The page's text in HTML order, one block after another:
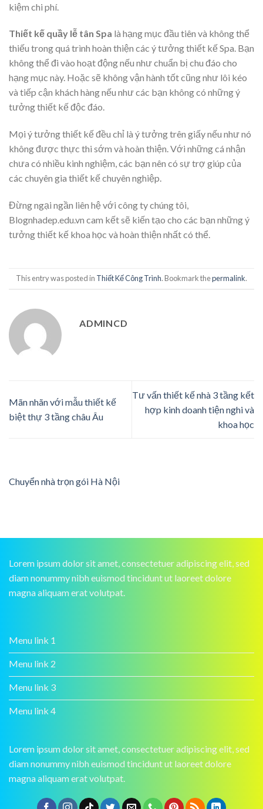
kiệm chi phí.
Thiết kế quầy lễ tân Spa là hạng mục đầu tiên và không thể
thiếu trong quá trình hoàn thiện các ý tưởng thiết kế Spa. Bạn
không thể đi vào hoạt động nếu như chuẩn bị chu đáo cho
hạng mục này. Hoặc sẽ không vận hành tốt cũng như lôi kéo
và tiếp cận khách hàng nếu như các bạn không có những ý
tưởng thiết kế độc đáo.
Mọi ý tưởng thiết kế đều chỉ là ý tưởng trên giấy nếu như nó
không được thực thi sớm và hoàn thiện. Với những cá nhận
chưa có nhiều kinh nghiệm, các bạn nên có sự trợ giúp của
các chuyên gia thiết kế chuyên nghiệp.
Đừng ngại ngần liên hệ với công ty chúng tôi,
Blognhadep.edu.vn cam kết sẽ kiến tạo cho các bạn những ý
tưởng thiết kế khoa học và hoàn thiện nhất có thể.
This entry was posted in Thiết Kế Công Trình. Bookmark thepermalink.
ADMINCD
Mãn nhãn với mẫu thiết kế
biệt thự 3 tầng châu Âu
Tư vấn thiết kế nhà 3 tầng kết
hợp kinh doanh tiện nghi và
khoa học
Chuyển nhà trọn gói Hà Nội
Lorem ipsum dolor sit amet, consectetuer adipiscing elit, sed
diam nonummy nibh euismod tincidunt ut laoreet dolore
magna aliquam erat volutpat.
Menu link 1
Menu link 2
Menu link 3
Menu link 4
Lorem ipsum dolor sit amet, consectetuer adipiscing elit, sed
diam nonummy nibh euismod tincidunt ut laoreet dolore
magna aliquam erat volutpat.